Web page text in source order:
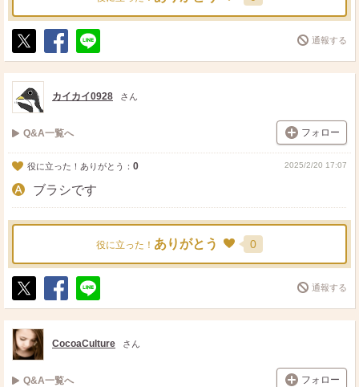
ポ
ス
ト
シ
ェ
送
る
通報する
カイカイ0928 さん
Q&A一覧へ フォロー
役に立った！ありがとう： 0 2025/2/20 17:07
ブラシです
役に立った！ ありがとう 0
ポ
ス
ト
シ
ェ
送
る
通報する
CocoaCulture さん
Q&A一覧へ フォロー